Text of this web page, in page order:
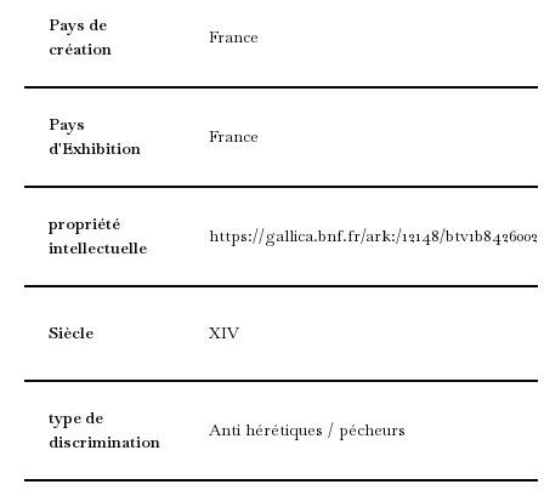
Pays de
création
France
Pays
d'Exhibition
France
propriété
intellectuelle
https://gallica.bnf.fr/ark:/12148/
Siècle XIV
type de
discrimination
Anti hérétiques / pécheurs